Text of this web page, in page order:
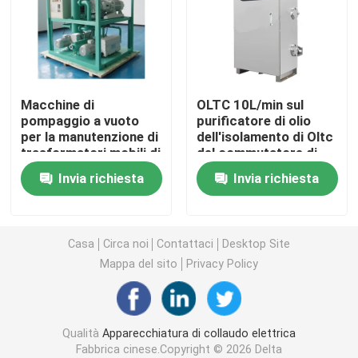
Apparecchiature per la prova dell'olio
attrezzatura di prova ad alta tensione
Attrezzature per la prova dei trasformatori
apparecchiatura di collaudo del cavo
Apparecchiatura di collaudo della batteria
Macchina fotografica di ispezione del pozzo trivellato
Macchine di
pompaggio a vuoto
per la manutenzione di
trasformatori mobili di
piccole dimensioni
Invia richiesta
OLTC 10L/min sul
purificatore di olio
dell'isolamento di Oltc
del commutatore di
rubinetto del carico
Invia richiesta
Casa Circa noi Contattaci
Desktop Site
Mappa del sito
Privacy Policy
Qualità Apparecchiatura di collaudo elettrica
Fabbrica cinese.Copyright © 2026 Delta